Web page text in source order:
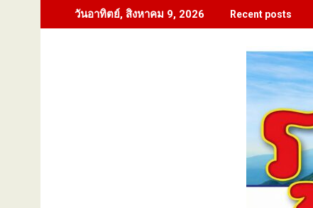
to
วันอาทิตย์, สิงหาคม 9, 2026 Recent posts